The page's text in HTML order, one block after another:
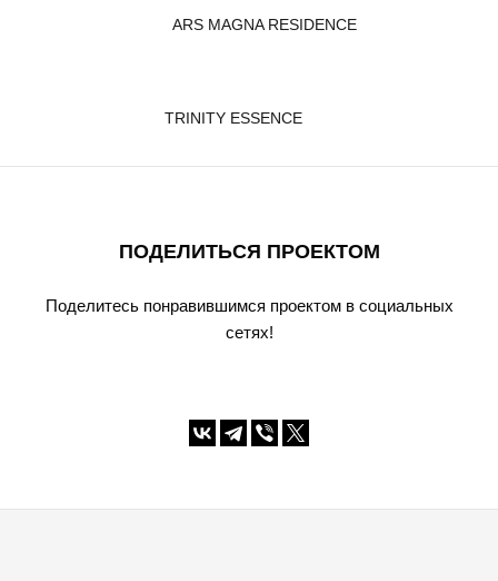
ARS MAGNA RESIDENCE
TRINITY ESSENCE
ПОДЕЛИТЬСЯ ПРОЕКТОМ
Поделитесь понравившимся проектом в социальных
сетях!